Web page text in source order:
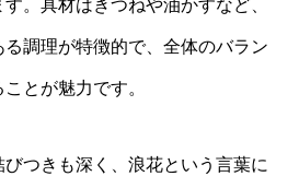
。具材はきつねや油かすなど、
調理が特徴的で、全体のバラン
とが魅力です。
つきも深く、浪花という言葉に